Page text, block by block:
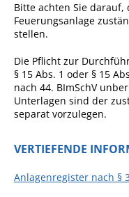
Bitte achten Sie darauf,
Feuerungsanlage
stellen.
Die Pflicht zur
§ 15 Abs. 1 oder § 15
nach 44. BImSchV
Unterlagen sind der
separat vorzulegen.
VERTIEFENDE
Anlagenregister nach §